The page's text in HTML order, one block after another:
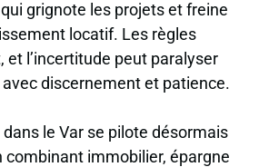
grignote les projets et freine
locatif. Les règles
et l’incertitude peut paralyser
discernement et patience.
le Var se pilote désormais
combinant immobilier, épargne